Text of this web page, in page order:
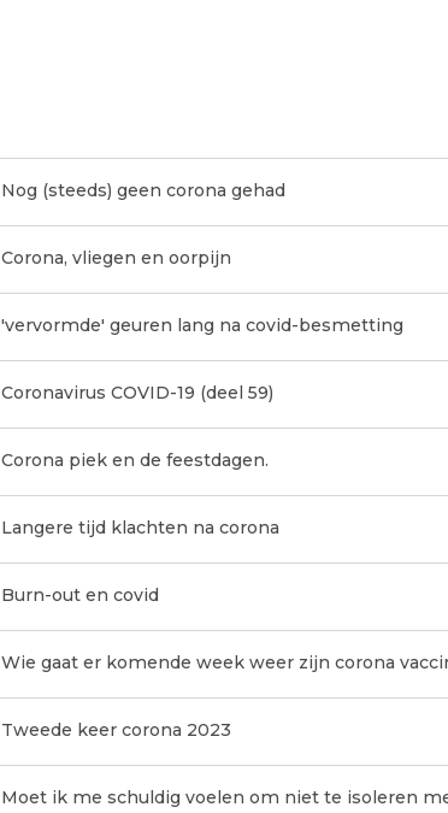
Nog (steeds) geen corona gehad
Corona, vliegen en oorpijn
'vervormde' geuren lang na covid-besmetting
Coronavirus COVID-19 (deel 59)
Corona piek en de feestdagen.
Langere tijd klachten na corona
Burn-out en covid
Wie gaat er komende week weer zijn corona
Tweede keer corona 2023
Moet ik me schuldig voelen om niet te isoleren